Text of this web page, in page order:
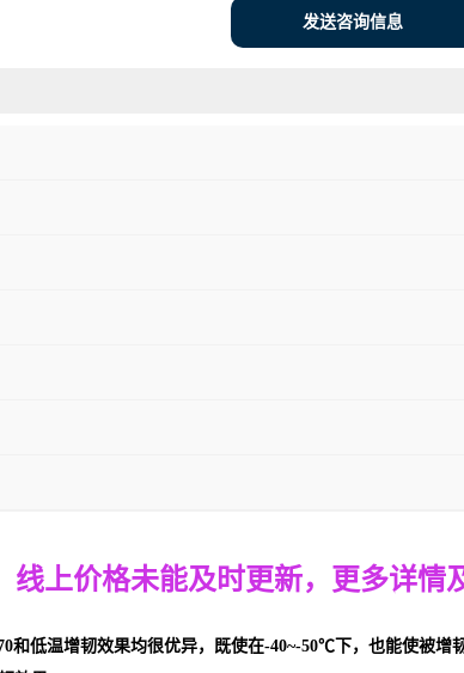
发送咨询信息
线上价格未能及时更新， 更多详情
和低温增韧效果均很优异，既使在-40~-50℃下，也能使被